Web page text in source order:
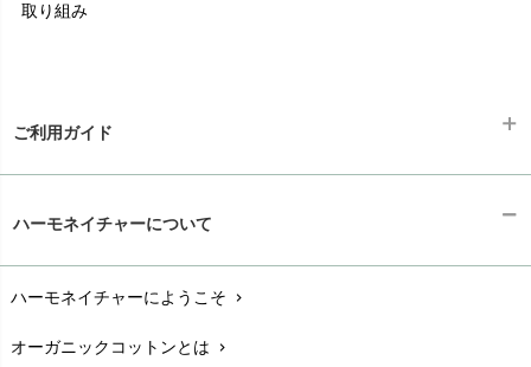
取り組み
ご利用ガイド
配送と送料chevron_right
在庫状況と発送予定chevron_right
ハーモネイチャーについて
ハーモネイチャーにようこそ chevron_right
オーガニックコットンとは chevron_right